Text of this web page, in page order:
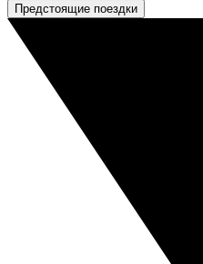
Предстоящие поездки